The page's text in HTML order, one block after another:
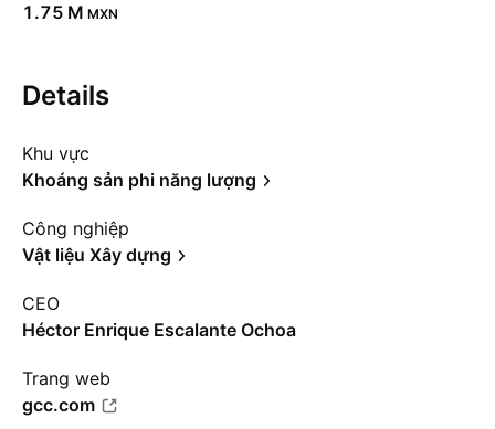
‪1.75 M‬ MXN
Details
Khu vực
Khoáng sản phi năng lượng
Công nghiệp
Vật liệu Xây dựng
CEO
Héctor Enrique Escalante Ochoa
Trang web
gcc.com